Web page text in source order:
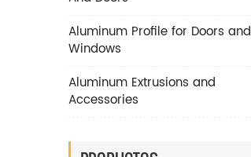
Aluminum Profile for Doors and
Windows
Aluminum Extrusions and
Accessories